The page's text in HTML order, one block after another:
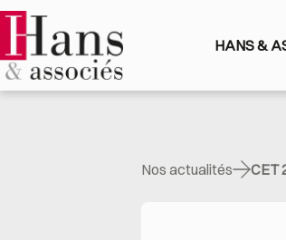
contenu
HANS &
Nos actualités CET